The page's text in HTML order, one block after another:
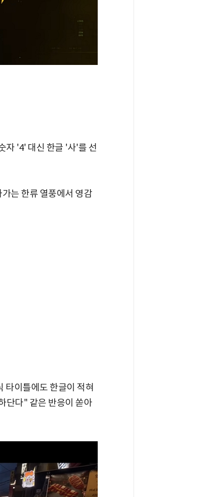
자 '4' 대신 한글 '사'를 선
는 한류 열풍에서 영감
타이틀에도 한글이 적혀
단다" 같은 반응이 쏟아